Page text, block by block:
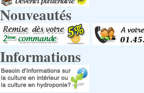
Nouveautés
Informations